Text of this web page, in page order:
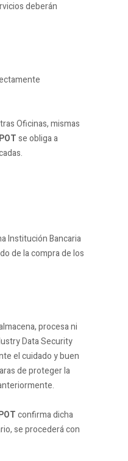
deberán
Oficinas, mismas
se obliga a
Institución Bancaria
de la compra de los
procesa ni
Data Security
el cuidado y buen
de proteger la
confirma dicha
se procederá con